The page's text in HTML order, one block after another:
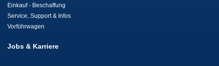
Einkauf - Beschaffung
Service, Support & Infos
Vorführwagen
Jobs & Karriere